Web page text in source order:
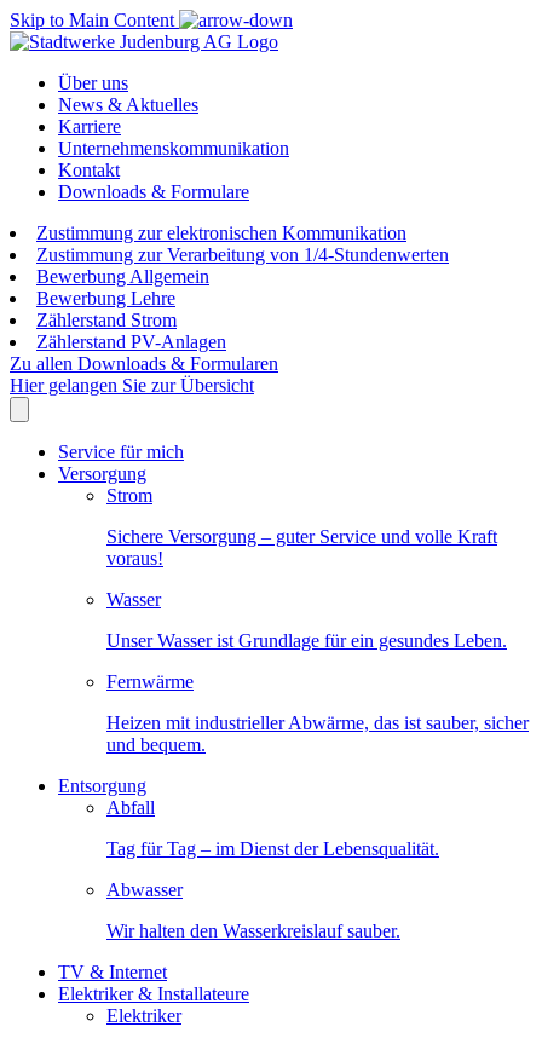
Skip to Main Content
Über uns
News & Aktuelles
Karriere
Unternehmenskommunikation
Kontakt
Downloads & Formulare
Zustimmung zur elektronischen Kommunikation
Zustimmung zur Verarbeitung von 1/4-Stundenwerten
Bewerbung Allgemein
Bewerbung Lehre
Zählerstand Strom
Zählerstand PV-Anlagen
Zu allen Downloads & Formularen
Hier gelangen Sie zur Übersicht
Service für mich
Versorgung
Strom
Sichere Versorgung – guter Service und volle Kraft
voraus!
Wasser
Unser Wasser ist Grundlage für ein gesundes Leben.
Fernwärme
Heizen mit industrieller Abwärme, das ist sauber, sicher
und bequem.
Entsorgung
Abfall
Tag für Tag – im Dienst der Lebensqualität.
Abwasser
Wir halten den Wasserkreislauf sauber.
TV & Internet
Elektriker & Installateure
Elektriker